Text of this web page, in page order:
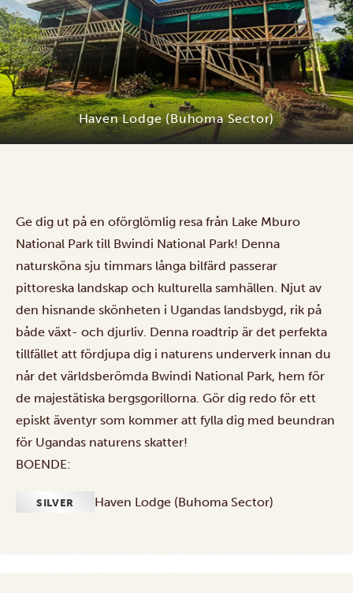
Haven Lodge (Buhoma Sector)
Ge dig ut på en oförglömlig resa från Lake Mburo
National Park till Bwindi National Park! Denna
natursköna sju timmars långa bilfärd passerar
pittoreska landskap och kulturella samhällen. Njut av
den hisnande skönheten i Ugandas landsbygd, rik på
både växt- och djurliv. Denna roadtrip är det perfekta
tillfället att fördjupa dig i naturens underverk innan du
når det världsberömda Bwindi National Park, hem för
de majestätiska bergsgorillorna. Gör dig redo för ett
episkt äventyr som kommer att fylla dig med beundran
för Ugandas naturens skatter!
BOENDE:
SILVER Haven Lodge (Buhoma Sector)